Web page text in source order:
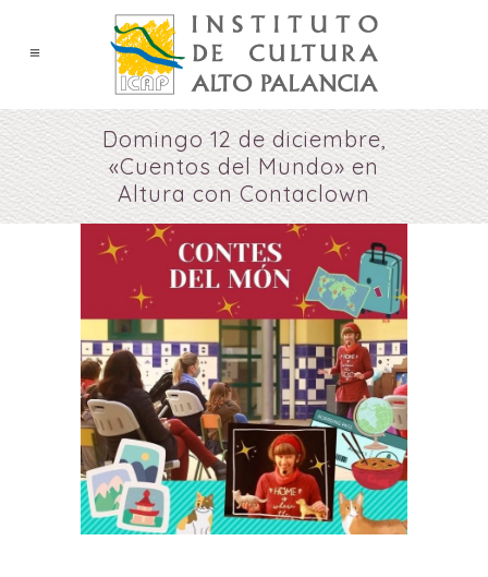
Domingo 12 de diciembre,
«Cuentos del Mundo» en
Altura con Contaclown